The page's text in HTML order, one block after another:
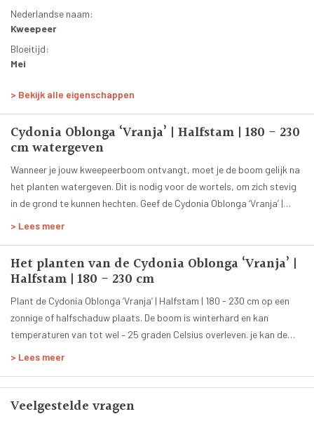
Nederlandse naam:
Kweepeer
Bloeitijd:
Mei
Roze - wit Wit
Groen
Groenblijvend:
Nee
Planttijd:
Het hele jaar
Hoogte volgroeide boom:
Leeftijd:
6 jaar
Zelfbestuivend:
Geleverde stamhoogte:
110 - 130 cm
Door ons geleverde potmaat:
Pot/kluit ø 40 tot 70 cm
> Bekijk alle eigenschappen
Cydonia Oblonga ‘Vranja’ | Halfstam | 180 - 230
cm watergeven
Wanneer je jouw kweepeerboom ontvangt, moet je de boom gelijk na
het planten watergeven. Dit is nodig voor de wortels, om zich stevig
in de grond te kunnen hechten. Geef de Cydonia Oblonga ‘Vranja’ |
Cydonia Oblonga ‘Vranja’ | Halfstam | 180 - 230 cm regelmatig water
te geven, vooral in de droge zomermaanden.
> Lees meer
Het planten van de Cydonia Oblonga ‘Vranja’ |
Halfstam | 180 - 230 cm
Plant de Cydonia Oblonga ‘Vranja’ | Halfstam | 180 - 230 cm op een
zonnige of halfschaduw plaats. De boom is winterhard en kan
temperaturen van tot wel – 25 graden Celsius overleven. je kan de
> Lees meer
Veelgestelde vragen